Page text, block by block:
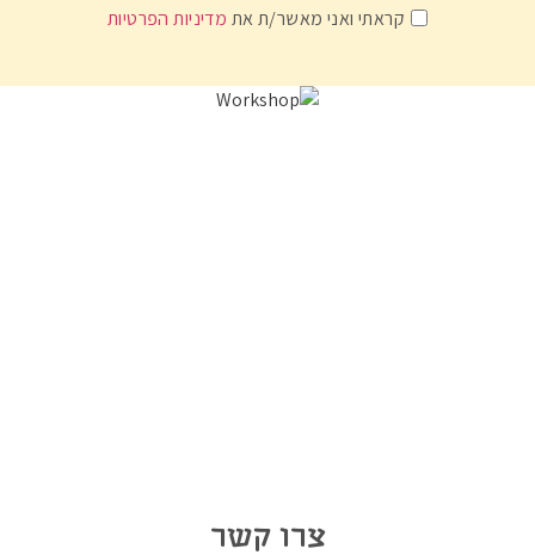
קראתי ואני מאשר/ת את מדיניות הפרטיות
צרו קשר